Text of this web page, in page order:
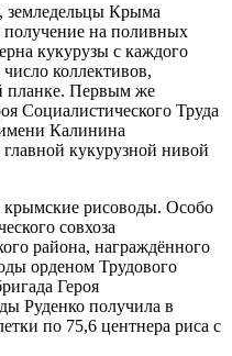
земледельцы Крыма
получение на поливных
кукурузы с каждого
коллективов,
планке. Первым же
Социалистического Труда
Калинина
кукурузной нивой
рисоводы. Особо
совхоза
района, награждённого
орденом Трудового
Героя
Руденко получила в
по 75,6 центнера риса с